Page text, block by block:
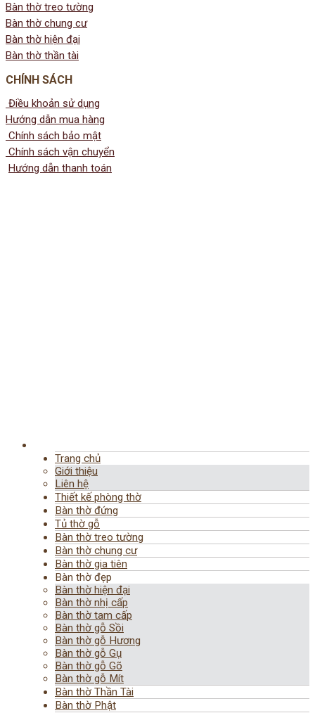
Bàn thờ treo tường
Bàn thờ chung cư
Bàn thờ hiện đại
Bàn thờ thần tài
CHÍNH SÁCH
Điều khoản sử dụng
Hướng dẫn mua hàng
Chính sách bảo mật
Chính sách vận chuyển
Hướng dẫn thanh toán
Trang chủ
Giới thiệu
Liên hệ
Thiết kế phòng thờ
Bàn thờ đứng
Tủ thờ gỗ
Bàn thờ treo tường
Bàn thờ chung cư
Bàn thờ gia tiên
Bàn thờ đẹp
Bàn thờ hiện đại
Bàn thờ nhị cấp
Bàn thờ tam cấp
Bàn thờ gỗ Sồi
Bàn thờ gỗ Hương
Bàn thờ gỗ Gụ
Bàn thờ gỗ Gõ
Bàn thờ gỗ Mít
Bàn thờ Thần Tài
Bàn thờ Phật